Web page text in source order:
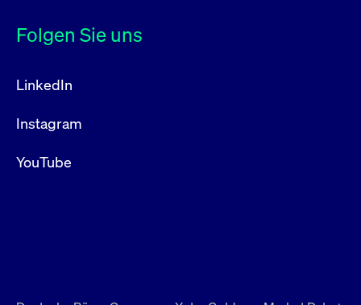
Folgen Sie uns
LinkedIn
Instagram
YouTube